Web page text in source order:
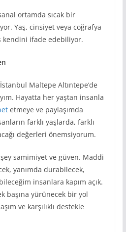
ortamda sıcak bir
Yaş, cinsiyet veya coğrafya
kendini ifade edebiliyor.
Maltepe Altıntepe’de
Hayatta her yaştan insanla
etmeye ve paylaşımda
farklı yaşlarda, farklı
değerleri önemsiyorum.
samimiyet ve güven. Maddi
yanımda durabilecek,
insanlara kapım açık.
başına yürünecek bir yol
ve karşılıklı destekle